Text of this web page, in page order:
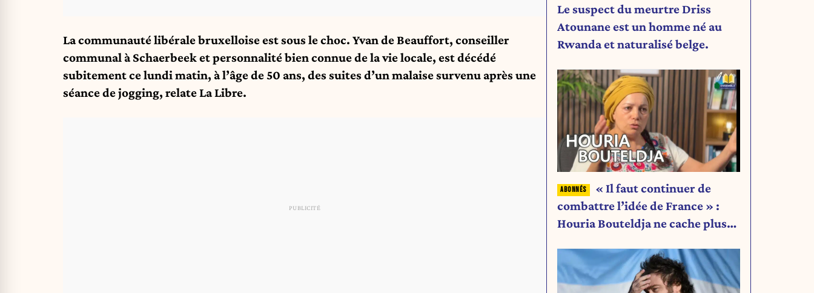
La communauté libérale bruxelloise est sous le choc. Yvan de Beauffort, conseiller
communal à Schaerbeek et personnalité bien connue de la vie locale, est décédé
subitement ce lundi matin, à l’âge de 50 ans, des suites d’un malaise survenu après une
séance de jogging, relate La Libre.
Le suspect du meurtre Driss
Atounane est un homme né au
Rwanda et naturalisé belge.
« Il faut continuer de
combattre l’idée de France » :
Houria Bouteldja ne cache plus